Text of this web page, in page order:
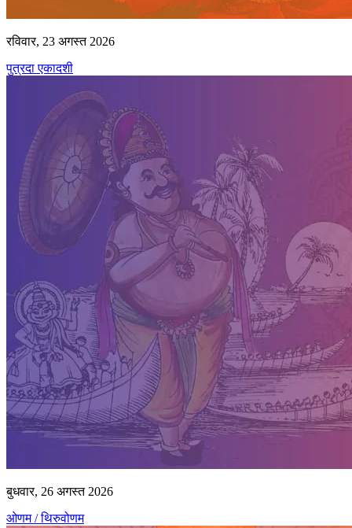
रविवार, 23 अगस्त 2026
पुत्रदा एकादशी
बुधवार, 26 अगस्त 2026
ओणम / थिरुवोणम